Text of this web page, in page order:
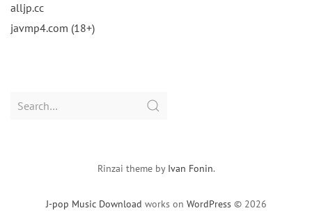
alljp.cc
javmp4.com (18+)
Search
J-pop Music Download works on WordPress © 2026
Rinzai theme by Ivan Fonin.